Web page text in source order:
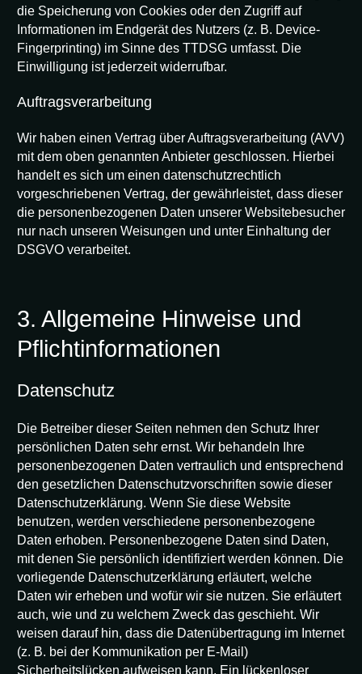
die Speicherung von Cookies oder den Zugriff auf
Informationen im Endgerät des Nutzers (z. B. Device-
Fingerprinting) im Sinne des TTDSG umfasst. Die
Einwilligung ist jederzeit widerrufbar.
Auftragsverarbeitung
Wir haben einen Vertrag über Auftragsverarbeitung (AVV)
mit dem oben genannten Anbieter geschlossen. Hierbei
handelt es sich um einen datenschutzrechtlich
vorgeschriebenen Vertrag, der gewährleistet, dass dieser
die personenbezogenen Daten unserer Websitebesucher
nur nach unseren Weisungen und unter Einhaltung der
DSGVO verarbeitet.
3. Allgemeine Hinweise und
Pflichtinformationen
Datenschutz
Die Betreiber dieser Seiten nehmen den Schutz Ihrer
persönlichen Daten sehr ernst. Wir behandeln Ihre
personenbezogenen Daten vertraulich und entsprechend
den gesetzlichen Datenschutzvorschriften sowie dieser
Datenschutzerklärung. Wenn Sie diese Website
benutzen, werden verschiedene personenbezogene
Daten erhoben. Personenbezogene Daten sind Daten,
mit denen Sie persönlich identifiziert werden können. Die
vorliegende Datenschutzerklärung erläutert, welche
Daten wir erheben und wofür wir sie nutzen. Sie erläutert
auch, wie und zu welchem Zweck das geschieht. Wir
weisen darauf hin, dass die Datenübertragung im Internet
(z. B. bei der Kommunikation per E-Mail)
Sicherheitslücken aufweisen kann. Ein lückenloser